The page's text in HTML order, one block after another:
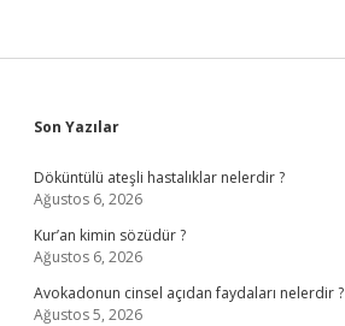
Sidebar
Son Yazılar
Döküntülü ateşli hastalıklar nelerdir ?
Ağustos 6, 2026
Kur’an kimin sözüdür ?
Ağustos 6, 2026
Avokadonun cinsel açıdan faydaları nelerdir ?
Ağustos 5, 2026